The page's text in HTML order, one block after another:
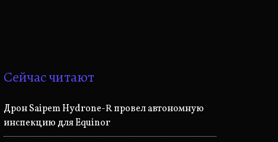
Сейчас читают
Дрон Saipem Hydrone-R провел автономную
инспекцию для Equinor